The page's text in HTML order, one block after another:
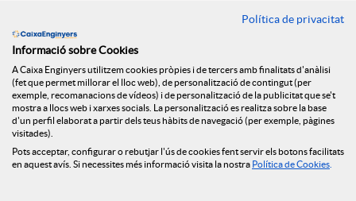
Política de cookies
Avís legal
Seguretat Online
Canal denúncies
Política de privacitat
Informació sobre Cookies
A Caixa Enginyers utilitzem cookies pròpies i de tercers amb finalitats d'anàlisi
(fet que permet millorar el lloc web), de personalització de contingut (per
exemple, recomanacions de vídeos) i de personalització de la publicitat que se't
mostra a llocs web i xarxes socials. La personalització es realitza sobre la base
d'un perfil elaborat a partir dels teus hàbits de navegació (per exemple, pàgines
visitades).
Pots acceptar, configurar o rebutjar l'ús de cookies fent servir els botons facilitats
en aquest avís. Si necessites més informació visita la nostra Política de Cookies